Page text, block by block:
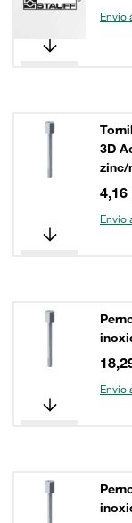
Envío
3D
zinc/
4,16
Envío
Envío